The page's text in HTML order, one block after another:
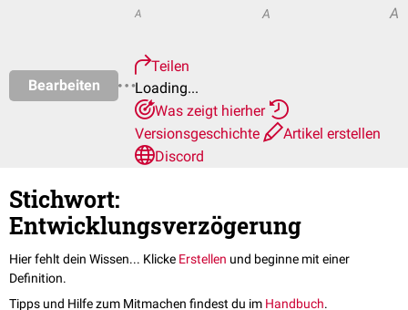
Bearbeiten
A A A
Teilen
Loading...
Was zeigt hierher
Versionsgeschichte
Artikel erstellen
Discord
Stichwort:
Entwicklungsverzögerung
Hier fehlt dein Wissen... Klicke Erstellen und beginne mit einer
Definition.
Tipps und Hilfe zum Mitmachen findest du im Handbuch.